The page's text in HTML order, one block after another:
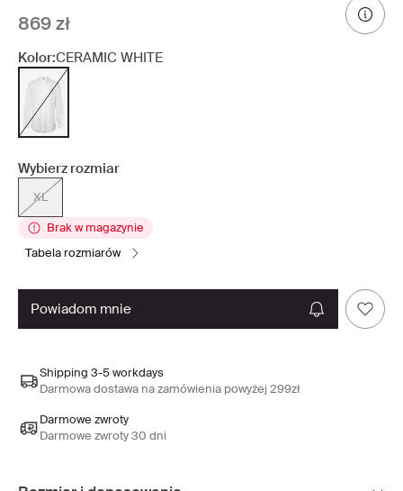
869 zł
Kolor:CERAMIC WHITE
Wybierz rozmiar
XL
Brak w magazynie
tabela rozmiarów
powiadom mnie
Shipping 3-5 workdays
Darmowa dostawa na zamówienia powyżej 299zł
Darmowe zwroty
Darmowe zwroty 30 dni